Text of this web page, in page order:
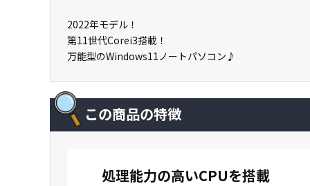
2022年モデル！
第11世代Corei3搭載！
万能型のWindows11ノートパソコン♪
この商品の特徴
処理能力の高いCPUを搭載